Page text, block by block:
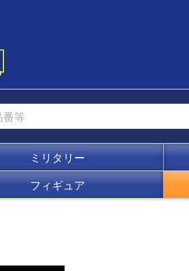
ミリタリー
フィギュア